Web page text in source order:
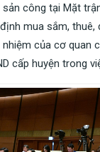
sản công tại Mặt
mua sắm, thuê,
của cơ quan
cấp huyện trong